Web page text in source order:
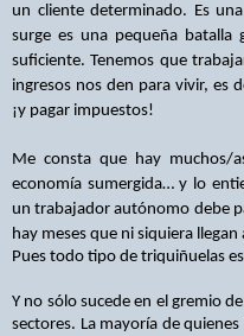
un cliente determinado. Es
surge es una pequeña batalla
suficiente. Tenemos que
ingresos nos den para vivir, es
¡y pagar impuestos!
Me consta que hay muchos/
economía sumergida… y lo
un trabajador autónomo debe
hay meses que ni siquiera
Pues todo tipo de triquiñuelas
Y no sólo sucede en el gremio
sectores. La mayoría de